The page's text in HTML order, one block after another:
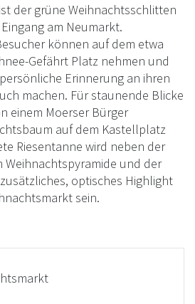
der grüne Weihnachtsschlitten
am Neumarkt.
können auf dem etwa
Gefährt Platz nehmen und
Erinnerung an ihren
machen. Für staunende Blicke
einem Moerser Bürger
auf dem Kastellplatz
Riesentanne wird neben der
und der
optisches Highlight
sein.